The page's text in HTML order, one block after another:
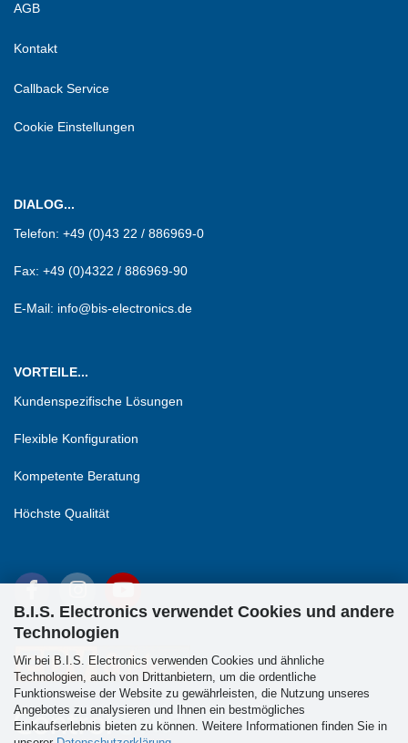
B.I.S. Electronics verwendet Cookies und andere
Technologien
Wir bei B.I.S. Electronics verwenden Cookies und ähnliche
Technologien, auch von Drittanbietern, um die ordentliche
Funktionsweise der Website zu gewährleisten, die Nutzung unseres
Angebotes zu analysieren und Ihnen ein bestmögliches
Einkaufserlebnis bieten zu können. Weitere Informationen finden Sie in
AGB
Kontakt
Callback Service
Cookie Einstellungen
DIALOG...
Telefon: +49 (0)43 22 / 886969-0
Fax: +49 (0)4322 / 886969-90
E-Mail: info@bis-electronics.de
VORTEILE...
Kundenspezifische Lösungen
Flexible Konfiguration
Kompetente Beratung
Höchste Qualität